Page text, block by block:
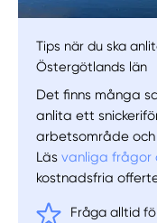
Tips när du ska
Östergötlands län
Det finns många
anlita ett
arbetsområde
Läsvanliga frågor
kostnadsfria
Fråga alltid